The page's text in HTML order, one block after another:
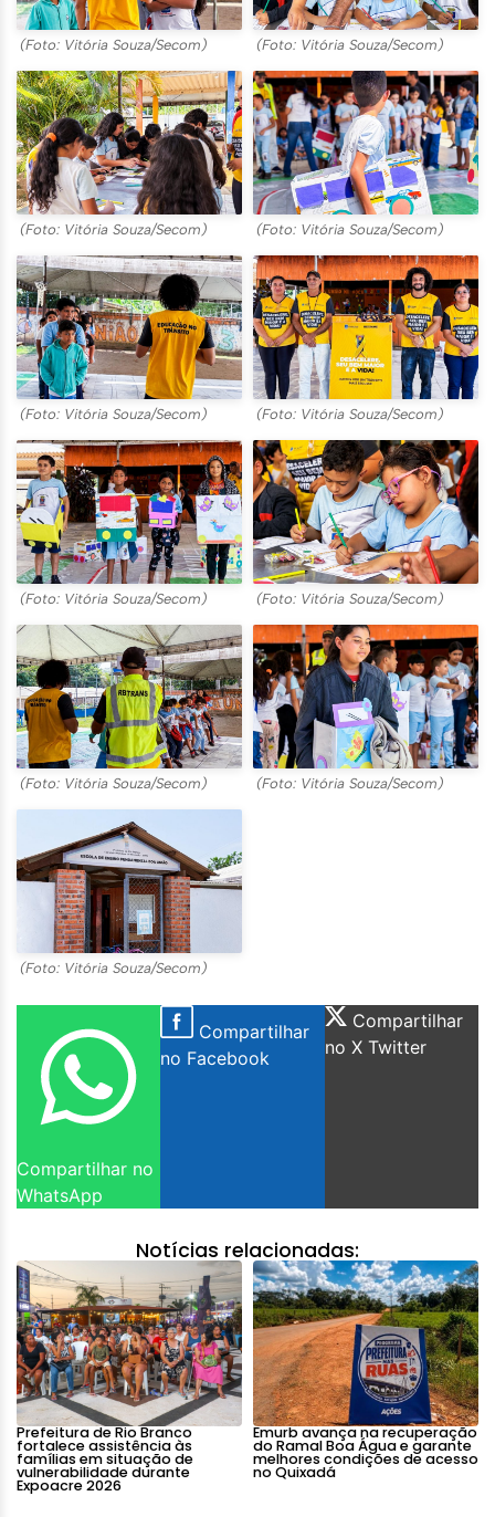
(Foto: Vitória Souza/Secom) (Foto: Vitória Souza/Secom)
(Foto: Vitória Souza/Secom) (Foto: Vitória Souza/Secom)
(Foto: Vitória Souza/Secom) (Foto: Vitória Souza/Secom)
(Foto: Vitória Souza/Secom) (Foto: Vitória Souza/Secom)
(Foto: Vitória Souza/Secom) (Foto: Vitória Souza/Secom)
(Foto: Vitória Souza/Secom)
Compartilhar no
WhatsApp
Compartilhar
no Facebook
Compartilhar
no X Twitter
Notícias relacionadas:
Prefeitura de Rio Branco
fortalece assistência às
famílias em situação de
vulnerabilidade durante
Expoacre 2026
Emurb avança na recuperação
do Ramal Boa Água e garante
melhores condições de acesso
no Quixadá